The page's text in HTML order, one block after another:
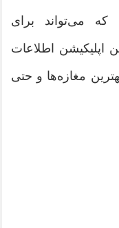
که می‌تواند برای
اپلیکیشن اطلاعات
مغازه‌ها و حتی